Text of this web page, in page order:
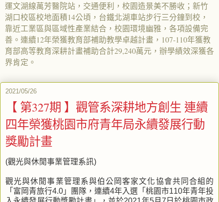
運文湖線萬芳醫院站，交通便利，校園造景美不勝收；新竹
湖口校區校地面積14公頃，台鐵北湖車站步行三分鐘到校，
靠近工業區與區域性產業結合，校園環境幽雅，各項設備完
善。連續12年榮獲教育部補助教學卓越計畫，107-110年獲教
育部高等教育深耕計畫補助合計29,240萬元，辦學績效深獲各
界肯定。
2021/05/26
【 第327期 】觀管系深耕地方創生 連續
四年榮獲桃園市府青年局永續發展行動
獎勵計畫
(觀光與休閒事業管理系訊)
觀光與休閒事業管理系與伯公岡客家文化協會共同合組的
「富岡青旅行4.0」團隊，連續4年入選「桃園市110年青年投